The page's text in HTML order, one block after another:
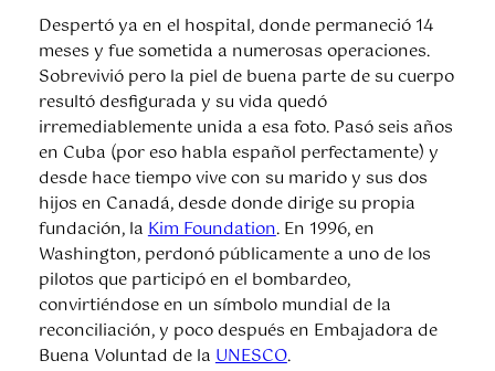
Despertó ya en el hospital, donde permaneció 14
meses y fue sometida a numerosas operaciones.
Sobrevivió pero la piel de buena parte de su cuerpo
resultó desfigurada y su vida quedó
irremediablemente unida a esa foto. Pasó seis años
en Cuba (por eso habla español perfectamente) y
desde hace tiempo vive con su marido y sus dos
hijos en Canadá, desde donde dirige su propia
fundación, laKim Foundation. En 1996, en
Washington, perdonó públicamente a uno de los
pilotos que participó en el bombardeo,
convirtiéndose en un símbolo mundial de la
reconciliación, y poco después en Embajadora de
Buena Voluntad de laUNESCO.